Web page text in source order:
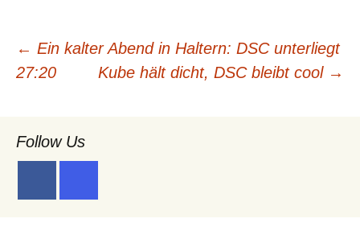
Beitragsnavigation
← Ein kalter Abend in Haltern: DSC unterliegt
27:20
Kube hält dicht, DSC bleibt cool →
Follow Us